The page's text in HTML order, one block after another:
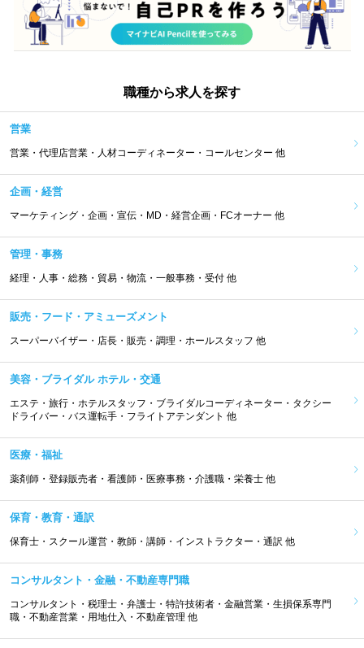
職種から求人を探す
営業
営業・代理店営業・人材コーディネーター・コールセンター 他
企画・経営
マーケティング・企画・宣伝・MD・経営企画・FCオーナー 他
管理・事務
経理・人事・総務・貿易・物流・一般事務・受付 他
販売・フード・アミューズメント
スーパーバイザー・店長・販売・調理・ホールスタッフ 他
美容・ブライダル ホテル・交通
エステ・旅行・ホテルスタッフ・ブライダルコーディネーター・タクシー
ドライバー・バス運転手・フライトアテンダント 他
医療・福祉
薬剤師・登録販売者・看護師・医療事務・介護職・栄養士 他
保育・教育・通訳
保育士・スクール運営・教師・講師・インストラクター・通訳 他
コンサルタント・金融・不動産専門職
コンサルタント・税理士・弁護士・特許技術者・金融営業・生損保系専門
職・不動産営業・用地仕入・不動産管理 他